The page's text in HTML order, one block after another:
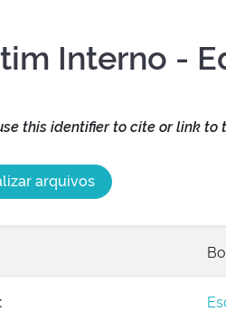
Interno -
this identifier to cite or link to
arquivos